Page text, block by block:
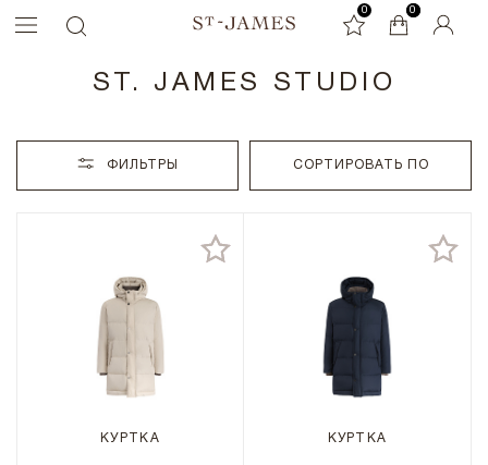
0 0
0
ST. JAMES STUDIO
ФИЛЬТРЫ СОРТИРОВАТЬ ПО
КУРТКА КУРТКА